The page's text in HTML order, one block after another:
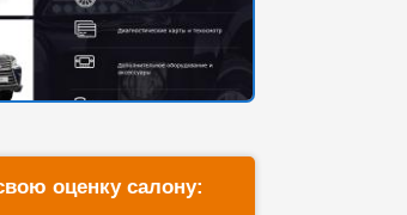
оценку салону: